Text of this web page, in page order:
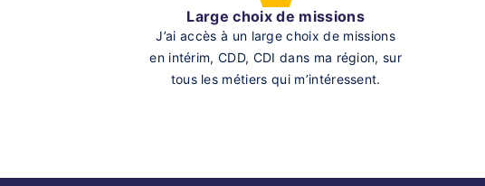
Large choix de missions
J’ai accès à un large choix de missions
en intérim, CDD, CDI dans ma région, sur
tous les métiers qui m’intéressent.